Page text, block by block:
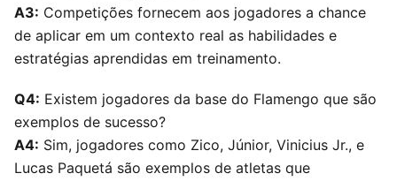
A3: Competições fornecem aos jogadores a chance
de aplicar em um contexto real as habilidades e
estratégias aprendidas em treinamento.
Q4: Existem jogadores da base do Flamengo que são
exemplos de sucesso?
A4: Sim, jogadores como Zico, Júnior, Vinicius Jr., e
Lucas Paquetá são exemplos de atletas que